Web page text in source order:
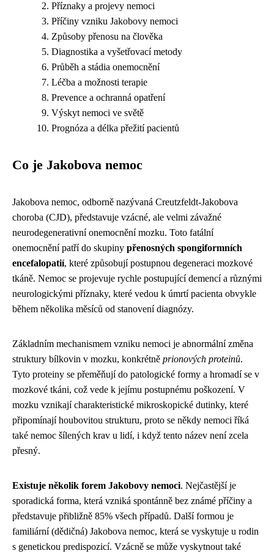
Příznaky a projevy nemoci
Příčiny vzniku Jakobovy nemoci
Způsoby přenosu na člověka
Diagnostika a vyšetřovací metody
Průběh a stádia onemocnění
Léčba a možnosti terapie
Prevence a ochranná opatření
Výskyt nemoci ve světě
Prognóza a délka přežití pacientů
Co je Jakobova nemoc
Jakobova nemoc, odborně nazývaná Creutzfeldt-Jakobova
choroba (CJD), představuje vzácné, ale velmi závažné
neurodegenerativní onemocnění mozku. Toto fatální
onemocnění patří do skupiny přenosných spongiformních
encefalopatií, které způsobují postupnou degeneraci mozkové
tkáně. Nemoc se projevuje rychle postupující demencí a různými
neurologickými příznaky, které vedou k úmrtí pacienta obvykle
během několika měsíců od stanovení diagnózy.
Základním mechanismem vzniku nemoci je abnormální změna
struktury bílkovin v mozku, konkrétně prionových proteinů.
Tyto proteiny se přeměňují do patologické formy a hromadí se v
mozkové tkáni, což vede k jejímu postupnému poškození. V
mozku vznikají charakteristické mikroskopické dutinky, které
připomínají houbovitou strukturu, proto se někdy nemoci říká
také nemoc šílených krav u lidí, i když tento název není zcela
přesný.
Existuje několik forem Jakobovy nemoci. Nejčastější je
sporadická forma, která vzniká spontánně bez známé příčiny a
představuje přibližně 85% všech případů. Další formou je
familiární (dědičná) Jakobova nemoc, která se vyskytuje u rodin
s genetickou predispozicí. Vzácně se může vyskytnout také